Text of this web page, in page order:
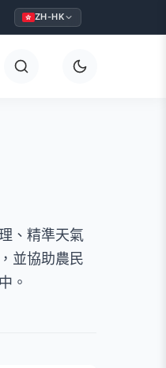
ZH-HK
、精準天氣
並協助農民
。